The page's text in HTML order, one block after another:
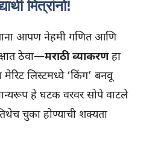
मित्रांनो!
आपण नेहमी गणित आणि
ठेवा—मराठी व्याकरणहा
लिस्टमध्ये ‘किंग’ बनवू
हे घटक वरवर सोपे वाटले
चुका होण्याची शक्यता